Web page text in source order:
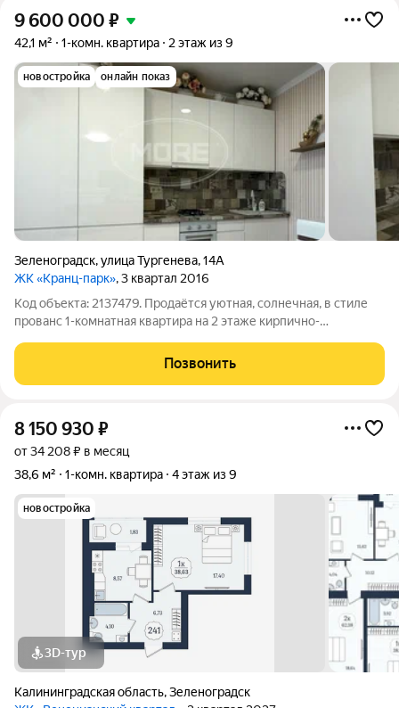
9 600 000 ₽
42,1 м² 1-комн. квартира 2 этаж из 9
новостройка онлайн показ
Зеленоградск,улица Тургенева,14А
ЖК «Кранц-парк», 3 квартал 2016
Код объекта: 2137479. Продаётся уютная, солнечная, в стиле
прованс 1-комнaтнaя квартира на 2 этаже кирпично-
Тургенева в одном из самых лучших жк Зеленоградска - ЖК
«Кранц парк». Ориентир: улицы
Позвонить
8 150 930 ₽
от 34 208 ₽ в месяц
38,6 м²
1-комн. квартира 4 этаж из 9
новостройка
3D-тур
Калининградская область,Зеленоградск